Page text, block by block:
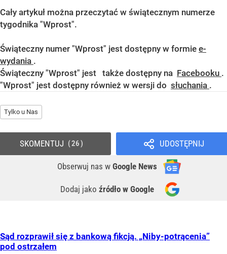
Cały artykuł można przeczytać w świątecznym numerze
tygodnika "Wprost".
Świąteczny numer "Wprost" jest dostępny w formie e-
wydania .
Świąteczny "Wprost" jest także dostępny na Facebooku .
"Wprost" jest dostępny również w wersji do słuchania .
Tylko u Nas
UDOSTĘPNIJ
Obserwuj nas w Google News
Dodaj jako źródło w Google
SKOMENTUJ 26
Sąd rozprawił się z bankową fikcją. „Niby-potrącenia”
pod ostrzałem